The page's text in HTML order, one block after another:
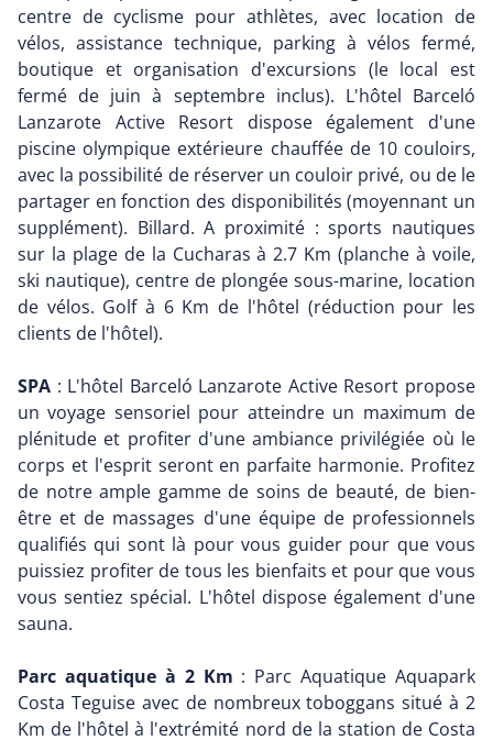
centre de cyclisme pour athlètes, avec location de
vélos, assistance technique, parking à vélos fermé,
boutique et organisation d'excursions (le local est
fermé de juin à septembre inclus). L'hôtel Barceló
Lanzarote Active Resort dispose également d'une
piscine olympique extérieure chauffée de 10 couloirs,
avec la possibilité de réserver un couloir privé, ou de le
partager en fonction des disponibilités (moyennant un
supplément). Billard. A proximité : sports nautiques
sur la plage de la Cucharas à 2.7 Km (planche à voile,
ski nautique), centre de plongée sous-marine, location
de vélos. Golf à 6 Km de l'hôtel (réduction pour les
clients de l'hôtel).
SPA : L'hôtel Barceló Lanzarote Active Resort propose
un voyage sensoriel pour atteindre un maximum de
plénitude et profiter d'une ambiance privilégiée où le
corps et l'esprit seront en parfaite harmonie. Profitez
de notre ample gamme de soins de beauté, de bien-
être et de massages d'une équipe de professionnels
qualifiés qui sont là pour vous guider pour que vous
puissiez profiter de tous les bienfaits et pour que vous
vous sentiez spécial. L'hôtel dispose également d'une
sauna.
Parc aquatique à 2 Km : Parc Aquatique Aquapark
Costa Teguise avec de nombreux toboggans situé à 2
Km de l'hôtel à l'extrémité nord de la station de Costa